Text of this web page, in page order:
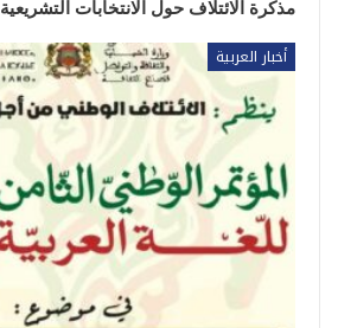
مذكرة الائتلاف حول الانتخابات التشريعية
أخبار العربية